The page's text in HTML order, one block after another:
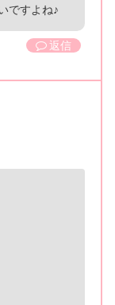
ですよね♪
返信